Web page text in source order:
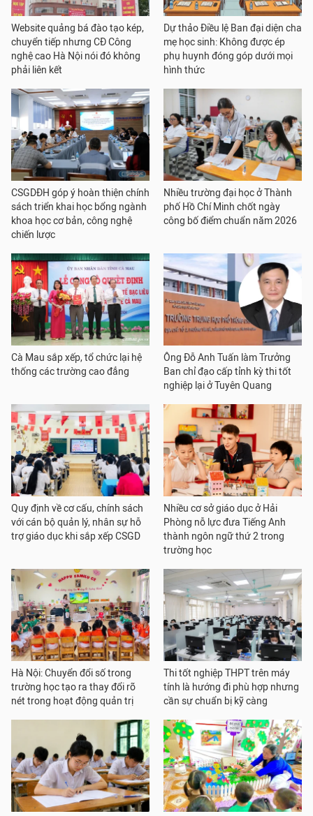
Website quảng bá đào tạo kép,
chuyển tiếp nhưng CĐ Công
nghệ cao Hà Nội nói đó không
phải liên kết
Dự thảo Điều lệ Ban đại diện cha
mẹ học sinh: Không được ép
phụ huynh đóng góp dưới mọi
hình thức
CSGDĐH góp ý hoàn thiện chính
sách triển khai học bổng ngành
khoa học cơ bản, công nghệ
chiến lược
Nhiều trường đại học ở Thành
phố Hồ Chí Minh chốt ngày
công bố điểm chuẩn năm 2026
Cà Mau sắp xếp, tổ chức lại hệ
thống các trường cao đẳng
Ông Đỗ Anh Tuấn làm Trưởng
Ban chỉ đạo cấp tỉnh kỳ thi tốt
nghiệp lại ở Tuyên Quang
Quy định về cơ cấu, chính sách
với cán bộ quản lý, nhân sự hỗ
trợ giáo dục khi sắp xếp CSGD
Nhiều cơ sở giáo dục ở Hải
Phòng nỗ lực đưa Tiếng Anh
thành ngôn ngữ thứ 2 trong
trường học
Hà Nội: Chuyển đổi số trong
trường học tạo ra thay đổi rõ
nét trong hoạt động quản trị
Thi tốt nghiệp THPT trên máy
tính là hướng đi phù hợp nhưng
cần sự chuẩn bị kỹ càng